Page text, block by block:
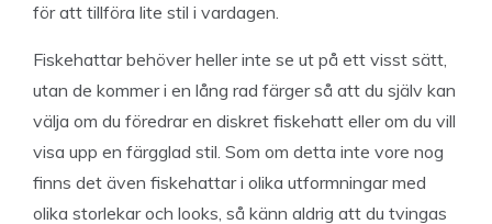
för att tillföra lite stil i vardagen.
Fiskehattar behöver heller inte se ut på ett visst sätt,
utan de kommer i en lång rad färger så att du själv kan
välja om du föredrar en diskret fiskehatt eller om du vill
visa upp en färgglad stil. Som om detta inte vore nog
finns det även fiskehattar i olika utformningar med
olika storlekar och looks, så känn aldrig att du tvingas